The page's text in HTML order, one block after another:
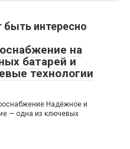
интересно
на
батарей и
технологии
Надёжное и
— одна из ключевых